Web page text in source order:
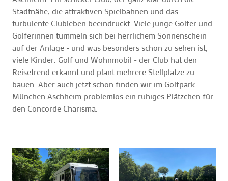
Stadtnähe, die attraktiven Spielbahnen und das
turbulente Clubleben beeindruckt. Viele junge Golfer und
Golferinnen tummeln sich bei herrlichem Sonnenschein
auf der Anlage - und was besonders schön zu sehen ist,
viele Kinder. Golf und Wohnmobil - der Club hat den
Reisetrend erkannt und plant mehrere Stellplätze zu
bauen. Aber auch jetzt schon finden wir im Golfpark
München Aschheim problemlos ein ruhiges Plätzchen für
den Concorde Charisma.